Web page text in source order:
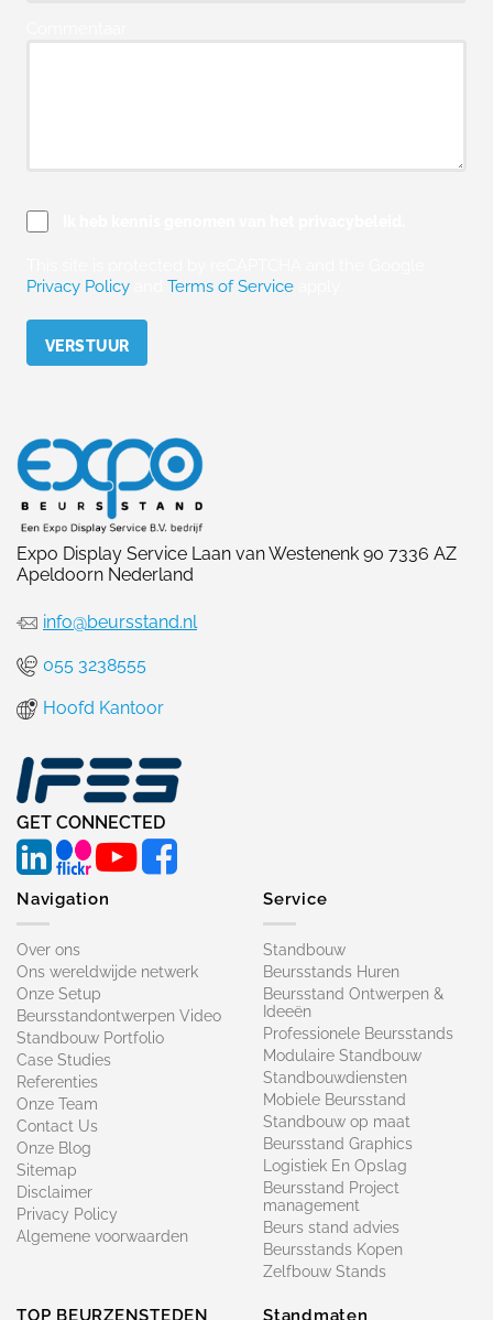
Privacy Policy
Terms of Service
Expo Display Service Laan van Westenenk 90 7336 AZ
Apeldoorn Nederland
info@beursstand.nl
055 3238555
Hoofd Kantoor
GET CONNECTED
Navigation
Over ons
Ons wereldwijde netwerk
Onze Setup
Beursstandontwerpen Video
Standbouw Portfolio
Case Studies
Referenties
Onze Team
Contact Us
Onze Blog
Sitemap
Disclaimer
Privacy Policy
Algemene voorwaarden
Service
Standbouw
Beursstands Huren
Beursstand Ontwerpen &
Ideeën
Professionele Beursstands
Modulaire Standbouw
Standbouwdiensten
Mobiele Beursstand
Standbouw op maat​
Beursstand Graphics
Logistiek En Opslag
Beursstand Project
management
Beurs stand advies
Beursstands Kopen
Zelfbouw Stands
TOP BEURZENSTEDEN Standmaten